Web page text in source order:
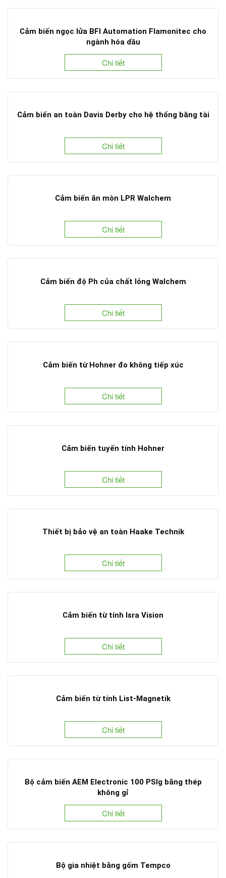
Cảm biến ngọc lửa BFI Automation Flamonitec cho
ngành hóa dầu
Chi tiết
Cảm biến an toàn Davis Derby cho hệ thống băng tài
Chi tiết
Cảm biến ăn mòn LPR Walchem
Chi tiết
Cảm biến độ Ph của chất lỏng Walchem
Chi tiết
Cảm biến từ Hohner đo không tiếp xúc
Chi tiết
Cảm biến tuyến tính Hohner
Chi tiết
Thiết bị bảo vệ an toàn Haake Technik
Chi tiết
Cảm biến từ tính Isra Vision
Chi tiết
Cảm biến từ tính List-Magnetik
Chi tiết
Bộ cảm biến AEM Electronic 100 PSIg bằng thép
không gỉ
Chi tiết
Bộ gia nhiệt bằng gốm Tempco